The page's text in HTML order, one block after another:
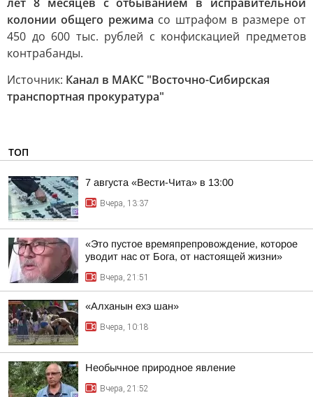
колонии общего режима со штрафом в размере от
450 до 600 тыс. рублей с конфискацией предметов
контрабанды.
Источник: Канал в МАКС "Восточно-Сибирская
транспортная прокуратура"
ТОП
7 августа «Вести-Чита» в 13:00
Вчера, 13:37
«Это пустое времяпрепровождение, которое
уводит нас от Бога, от настоящей жизни»
Вчера, 21:51
«Алханын ехэ шан»
Вчера, 10:18
Необычное природное явление
Вчера, 21:52